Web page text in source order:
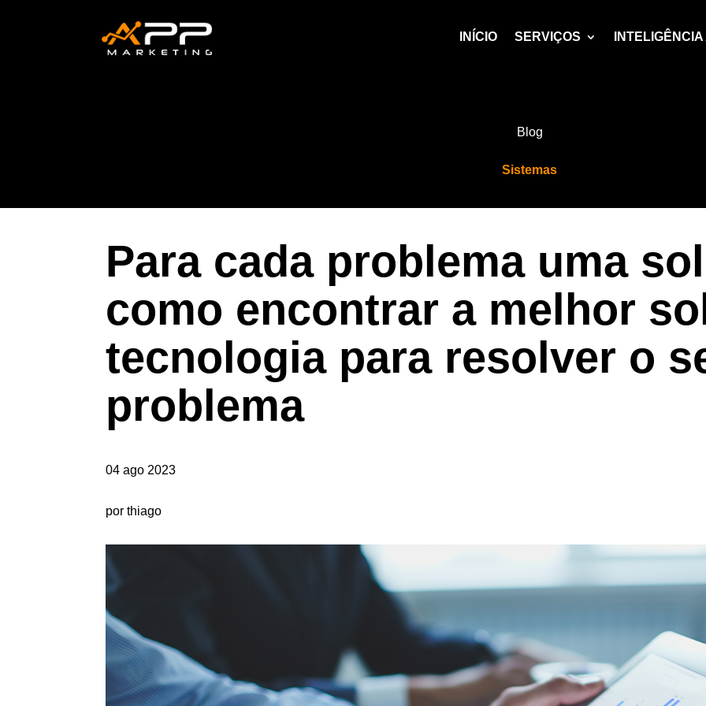
INÍCIO SERVIÇOS
Blog
Sistemas
Para cada problema uma
como encontrar a melhor
tecnologia para resolver o
problema
04 ago 2023
por thiago